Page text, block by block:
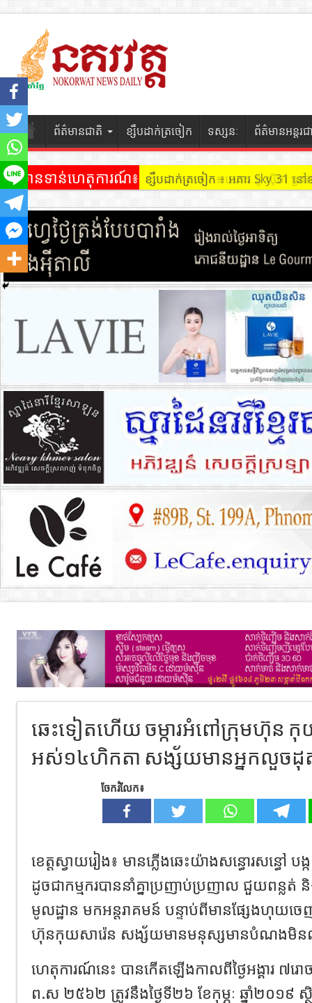
ព័ត៌មានជាតិ ខ្សឹបដាក់ត្រចៀក ទស្សនៈ ព័ត៌មានអន្តរជ
ព័ត៌មានទាន់ហេតុការណ៍៖ ខ្សឹបដាក់ត្រចៀក ៖ អគារ Sky 31
ឆេះទៀតហើយ ចម្ការអំពៅក្រុមហ៊ុន កុ
អស់១៤ហិកតា សង្ស័យមានអ្នកលួចដុ
ចែករំលែក៖
ខេត្តស្វាយរៀង៖ មានភ្លើងឆេះយ៉ាងសន្ធោរសន្ធៅ បង្
ដូចជាកម្មករបាននាំគ្នាប្រញាប់ប្រញាល ជួយពន្លត់
មូលដ្ឋាន មកអន្តរាគមន៍ បន្ទាប់ពីមានផ្សែងហុយចេ
ហ៊ុនកុយសារ៉េន សង្ស័យមានមនុស្សមានបំណងមិន
ហេតុការណ៍នេះ បានកើតឡើងកាលពីថ្ងៃអង្គារ ៧រ
ព.ស ២៥៦២ ត្រូវនឹងថ្ងៃទី២៦ ខែកុម្ភៈ ឆ្នាំ២០១៩ ស្